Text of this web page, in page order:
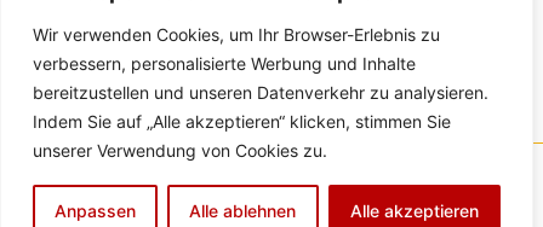
Wir verwenden Cookies, um Ihr Browser-Erlebnis zu
verbessern, personalisierte Werbung und Inhalte
bereitzustellen und unseren Datenverkehr zu analysieren.
Indem Sie auf „Alle akzeptieren“ klicken, stimmen Sie
unserer Verwendung von Cookies zu.
Anpassen Alle ablehnen Alle akzeptieren
Volleyball Teams
Faustball Teams
Turnen Angebote
Impressum | Datenschutzerklärung